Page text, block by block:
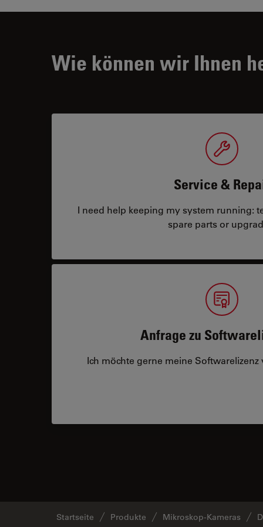
Wie können wir Ihnen
Service &
I need help keeping my system running:
spare parts or
Anfrage zu
Ich möchte gerne meine
Startseite Produkte Mikroskop-Kameras